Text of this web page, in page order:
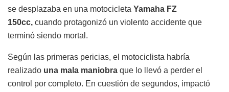
se desplazaba en una motocicleta Yamaha FZ
150cc, cuando protagonizó un violento accidente que
terminó siendo mortal.
Según las primeras pericias, el motociclista habría
realizado una mala maniobra que lo llevó a perder el
control por completo. En cuestión de segundos, impactó